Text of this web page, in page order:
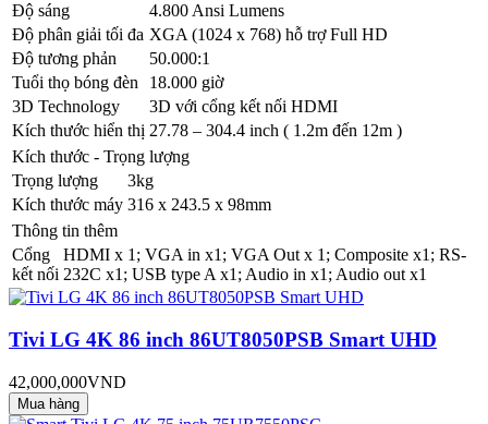
Độ sáng
4.800 Ansi Lumens
Độ phân giải tối đa XGA (1024 x 768) hỗ trợ Full HD
Độ tương phản
50.000:1
Tuổi thọ bóng đèn
18.000 giờ
3D Technology
3D với cổng kết nối HDMI
Kích thước hiển thị 27.78 – 304.4 inch ( 1.2m đến 12m )
Kích thước - Trọng lượng
Trọng lượng
3kg
Kích thước máy 316 x 243.5 x 98mm
Thông tin thêm
Cổng
kết nối
HDMI x 1; VGA in x1; VGA Out x 1; Composite x1; RS-
232C x1; USB type A x1; Audio in x1; Audio out x1
Tivi LG 4K 86 inch 86UT8050PSB Smart UHD
42,000,000VND